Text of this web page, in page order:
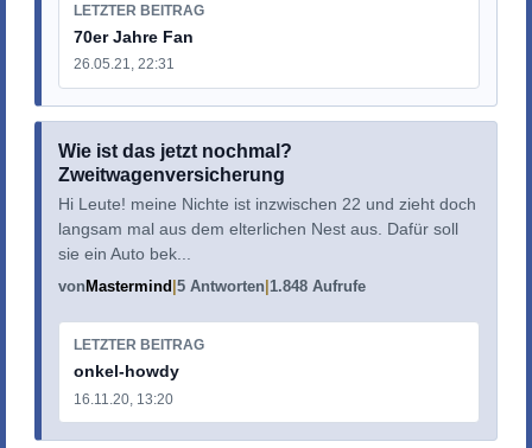
LETZTER BEITRAG
70er Jahre Fan
26.05.21, 22:31
Wie ist das jetzt nochmal?
Zweitwagenversicherung
Hi Leute! meine Nichte ist inzwischen 22 und zieht doch
langsam mal aus dem elterlichen Nest aus. Dafür soll
sie ein Auto bek...
von Mastermind 5 Antworten 1.848 Aufrufe
LETZTER BEITRAG
onkel-howdy
16.11.20, 13:20